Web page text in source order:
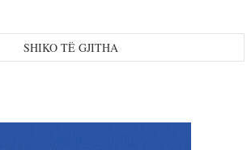
SHIKO TË GJITHA